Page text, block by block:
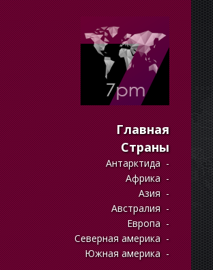
Главная
Страны
Антарктида
Африка
Азия
Австралия
Европа
Северная америка
Южная америка